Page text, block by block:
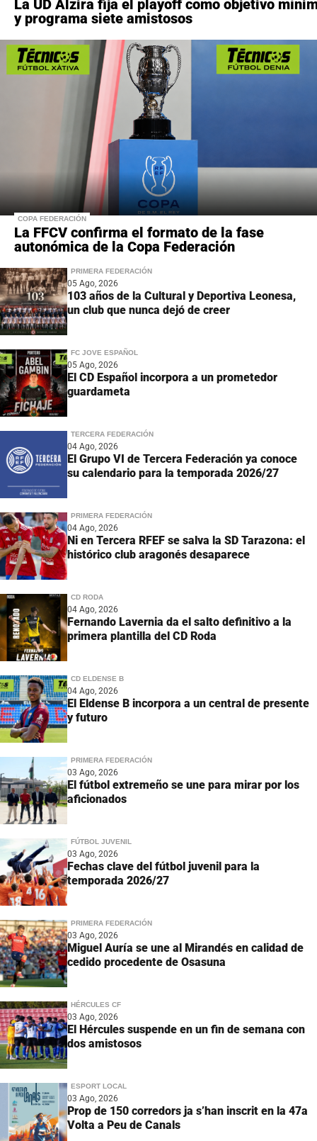
La UD Alzira fija el playoff como objetivo
y programa siete amistosos
COPA FEDERACIÓN
La FFCV confirma el formato de la fase
autonómica de la Copa Federación
PRIMERA FEDERACIÓN
05 Ago, 2026
103 años de la Cultural y Deportiva Leonesa,
un club que nunca dejó de creer
FC JOVE ESPAÑOL
05 Ago, 2026
El CD Español incorpora a un prometedor
guardameta
TERCERA FEDERACIÓN
04 Ago, 2026
El Grupo VI de Tercera Federación ya conoce
su calendario para la temporada 2026/27
PRIMERA FEDERACIÓN
04 Ago, 2026
Ni en Tercera RFEF se salva la SD Tarazona: el
histórico club aragonés desaparece
CD RODA
04 Ago, 2026
Fernando Lavernia da el salto definitivo a la
primera plantilla del CD Roda
CD ELDENSE B
04 Ago, 2026
El Eldense B incorpora a un central de presente
y futuro
PRIMERA FEDERACIÓN
03 Ago, 2026
El fútbol extremeño se une para mirar por los
aficionados
FÚTBOL JUVENIL
03 Ago, 2026
Fechas clave del fútbol juvenil para la
temporada 2026/27
PRIMERA FEDERACIÓN
03 Ago, 2026
Miguel Auría se une al Mirandés en calidad de
cedido procedente de Osasuna
HÉRCULES CF
03 Ago, 2026
El Hércules suspende en un fin de semana con
dos amistosos
ESPORT LOCAL
03 Ago, 2026
Prop de 150 corredors ja s’han inscrit en la 47a
Volta a Peu de Canals